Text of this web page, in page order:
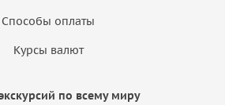
Способы оплаты
Курсы валют
по всему миру